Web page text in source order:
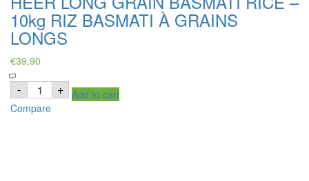
10kg RIZ BASMATI À GRAINS
LONGS
€39,90
- HEER
LONG
GRAIN
BASMATI
+ Add to cart
Compare